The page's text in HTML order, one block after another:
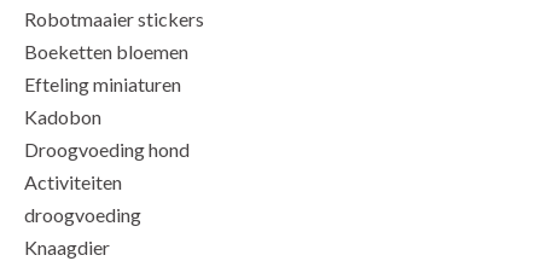
Robotmaaier stickers
Boeketten bloemen
Efteling miniaturen
Kadobon
Droogvoeding hond
Activiteiten
droogvoeding
Knaagdier